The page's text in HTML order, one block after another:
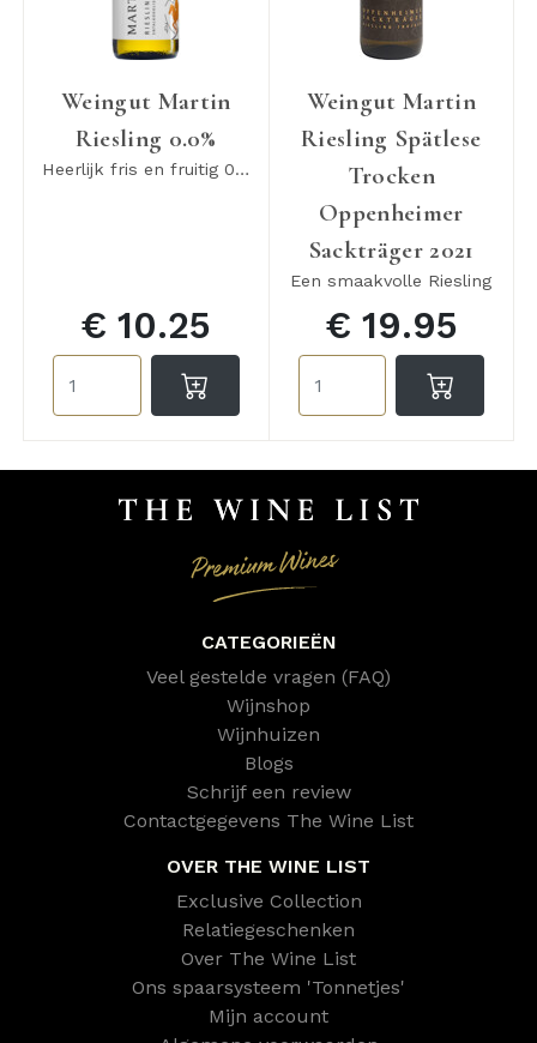
Weingut Martin
Riesling 0.0%
Heerlijk fris en fruitig 0.0%
€ 10.25
Weingut Martin
Riesling Spätlese
Trocken
Oppenheimer
Sackträger 2021
Een smaakvolle Riesling
€ 19.95
CATEGORIEËN
Veel gestelde vragen (FAQ)
Wijnshop
Wijnhuizen
Blogs
Schrijf een review
Contactgegevens The Wine List
OVER THE WINE LIST
Exclusive Collection
Relatiegeschenken
Over The Wine List
Ons spaarsysteem 'Tonnetjes'
Mijn account